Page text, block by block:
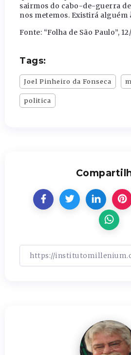
sairmos do cabo-de-guerra
nos metemos. Existirá alguém
Fonte: “Folha de São Paulo”,
Tags:
Joel Pinheiro da Fonseca
politica